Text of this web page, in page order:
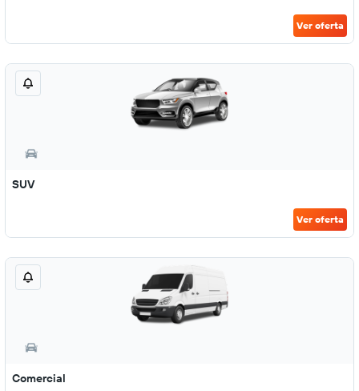
Ver oferta
SUV
Ver oferta
Comercial